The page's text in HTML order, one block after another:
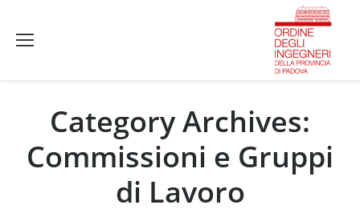
Category Archives:
Commissioni e Gruppi
di Lavoro